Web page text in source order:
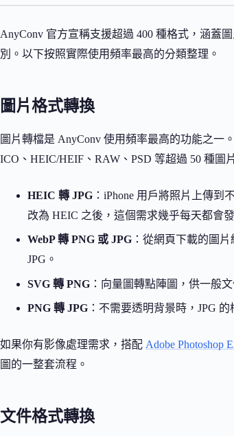
AnyConv 官方宣稱支援超過 400 種格式，涵蓋
別。以下按照實際使用頻率最高的分類整理。
圖片格式轉換
圖片轉檔是 AnyConv 使用頻率最高的功能之一
ICO、HEIC/HEIF、RAW、PSD 等超過 50 種圖
HEIC 轉 JPG ：iPhone 用戶將照片上傳到
改為 HEIC 之後，這個需求幾乎每天都會發
WebP 轉 PNG 或 JPG ：從網頁下載的圖
JPG。
SVG 轉 PNG ：向量圖轉點陣圖，供一般
PNG 轉 JPG ：不需要透明背景時，JPG
如果你有影像處理需求，搭配 Adobe Photoshop
圖的一整套流程。
文件格式轉換